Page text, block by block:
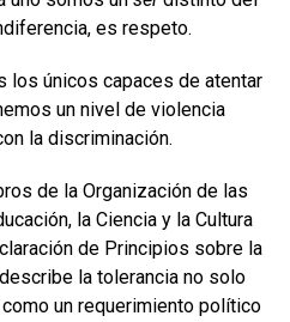
es respeto.
los únicos capaces de atentar
un nivel de violencia
la discriminación.
de la Organización de las
la Ciencia y la Cultura
de Principios sobre la
la tolerancia no solo
un requerimiento político